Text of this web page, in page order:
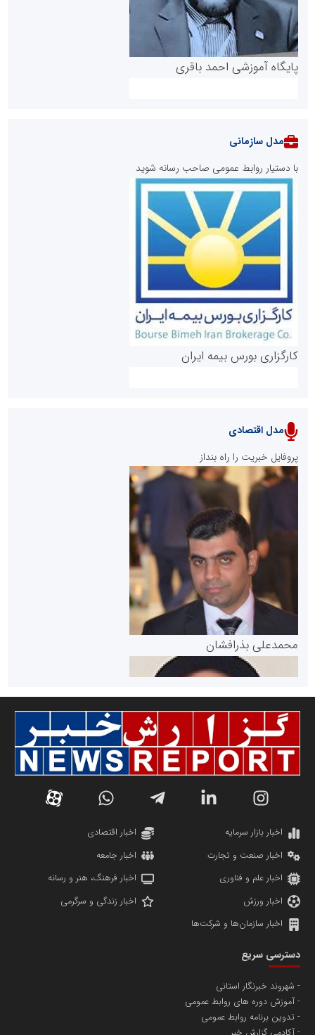
پایگاه آموزشی احمد باقری
روابط عمومی خبرگزاری گزارش خبر
پایگاه خبری نهضت ملی مسکن
پایگاه خبری گفتمان یزد
دانشگاه سئوی ایران
پایگاه اطلاع رسانی اعتلای نهادهای مردمی
مدل سازمانی
با دستیار روابط عمومی صاحب رسانه شوید
کارگزاری بورس بیمه ایران
سازمان بورس و اوراق بهادار
مرجع اخبار موثق در بازارسرمایه
سازمان صنعت،معدن و تجارت
تامین آهن اسفنجی تولیدکنندگان فولاد در کشور
مدل اقتصادی
پروفایل خبریت را راه بنداز
محمدعلی بذرافشان
مریم حاج نوروز نظری
مسعودصادقی
اخبار بازار سرمایه
اخبار اقتصادی
اخبار صنعت و تجارت
اخبار جامعه
اخبار علم و فناوری
اخبار فرهنگ، هنر و رسانه
اخبار ورزش
اخبار زندگی و سرگرمی
اخبار سازمان‌ها و شرکت‌ها
دسترسی سریع
شهروند خبرنگار استانی
آموزش دوره های روابط عمومی
تدوین برنامه روابط عمومی